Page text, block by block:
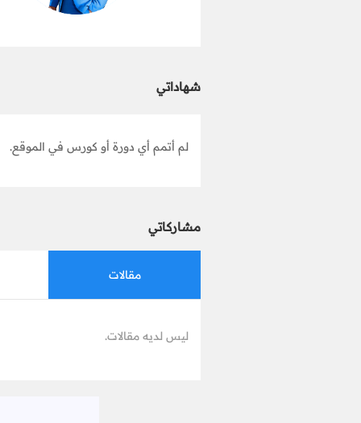
شهاداتي
لم أتمم أي دورة أو كورس في الموقع.
مشاركاتي
مقالات
ليس لديه مقالات.